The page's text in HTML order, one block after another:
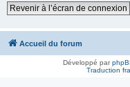
Revenir à l’écran de connexion
Accueil du forum
Développé par
Traduction